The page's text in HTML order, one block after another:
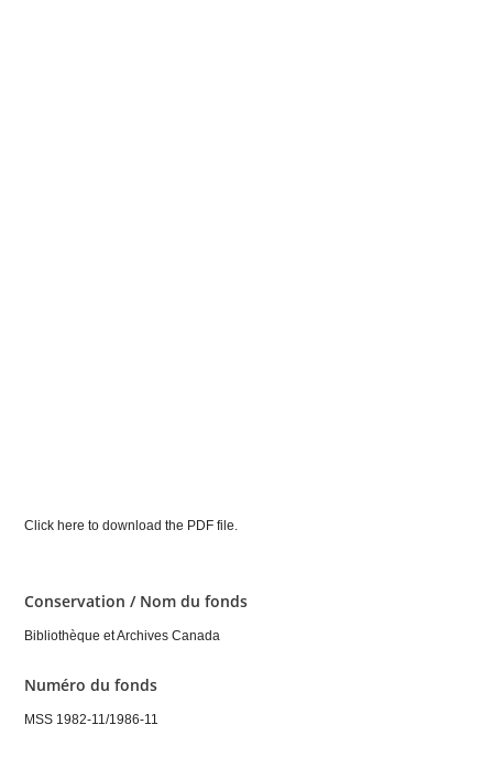
Click here to download the PDF file.
Conservation / Nom du fonds
Bibliothèque et Archives Canada
Numéro du fonds
MSS 1982-11/1986-11